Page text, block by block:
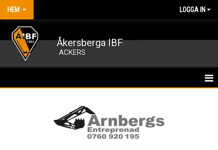
HEM LOGGA IN
Åkersberga IBF
ACKERS